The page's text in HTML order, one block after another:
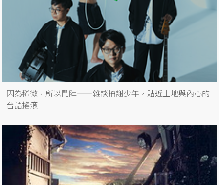
因為稀微，所以鬥陣——雜談拍謝少年，貼近土地與內心的
台語搖滾